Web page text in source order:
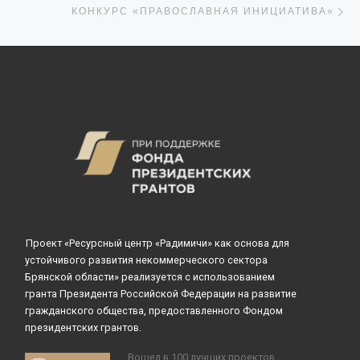
КОНКУРС «ПРАВОСЛАВНАЯ ИНИЦИАТИВА»
Проект «Ресурсный центр «Радимичи» как основа для
устойчивого развития некоммерческого сектора
Брянской области» реализуется с использованием
гранта Президента Российской Федерации на развитие
гражданского общества, предоставленного Фондом
президентских грантов.
Вошел в 100 лучших проектов,